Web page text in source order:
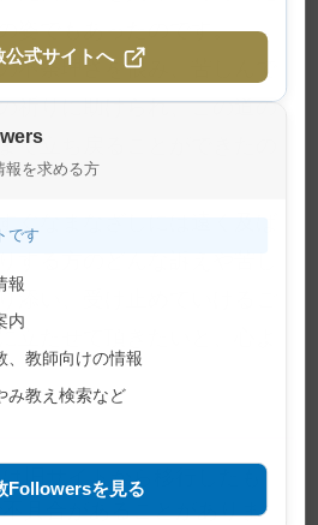
姿でもあったのです。
条理さを恨み、苦しんで
祈りに助けられ、この道の
で立ち戻ることができたの
なまなざしには遠く及ば
添い、受け止めていけるご
立たせて頂きたいと、心よ
旧サイトから移行したも
具合があることがありま
公式サイトへ
報を求める方
です
報
内
、教師向けの情報
み教え検索など
Followersを見る